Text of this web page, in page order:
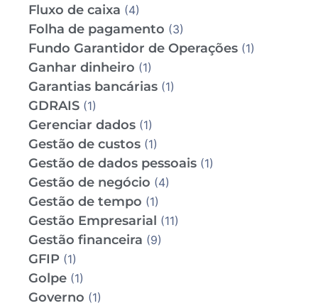
Fluxo de caixa (4)
Folha de pagamento (3)
Fundo Garantidor de Operações (1)
Ganhar dinheiro (1)
Garantias bancárias (1)
GDRAIS (1)
Gerenciar dados (1)
Gestão de custos (1)
Gestão de dados pessoais (1)
Gestão de negócio (4)
Gestão de tempo (1)
Gestão Empresarial (11)
Gestão financeira (9)
GFIP (1)
Golpe (1)
Governo (1)